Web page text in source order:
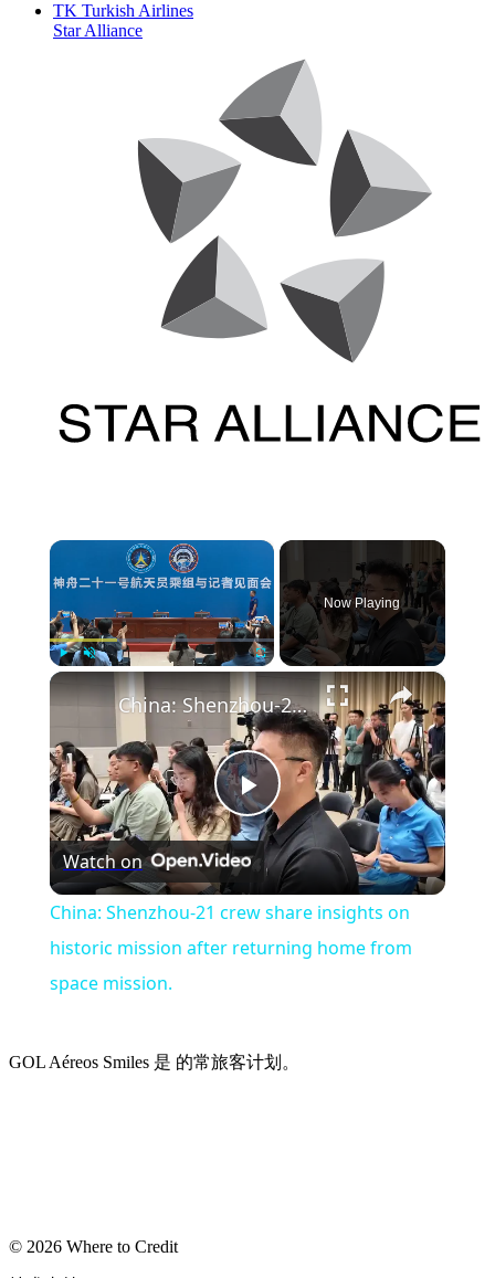
TK Turkish Airlines
Star Alliance
×
Now Playing
×
Play
Video
China: Shenzhou-21 crew share insights on historic mission after returning home from space mission.
Watch on
China: Shenzhou-21 crew share insights on
historic mission after returning home from
space mission.
GOL Aéreos Smiles 是 的常旅客计划。
© 2026 Where to Credit